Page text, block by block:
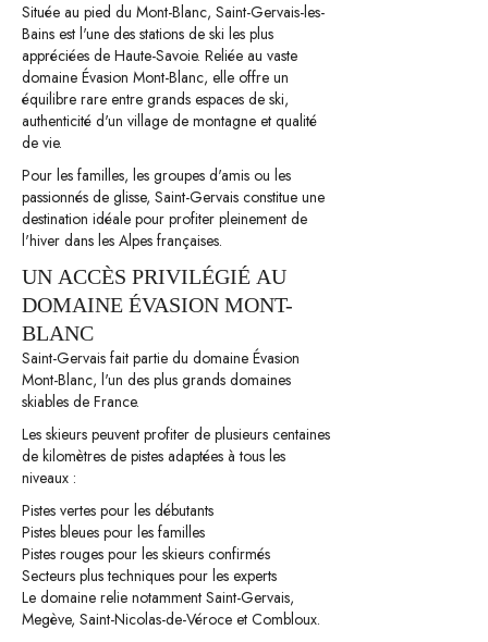
Située au pied du Mont-Blanc, Saint-Gervais-les-
Bains est l'une des stations de ski les plus
appréciées de Haute-Savoie. Reliée au vaste
domaine Évasion Mont-Blanc, elle offre un
équilibre rare entre grands espaces de ski,
authenticité d'un village de montagne et qualité
de vie.
Pour les familles, les groupes d'amis ou les
passionnés de glisse, Saint-Gervais constitue une
destination idéale pour profiter pleinement de
l'hiver dans les Alpes françaises.
UN ACCÈS PRIVILÉGIÉ AU
DOMAINE ÉVASION MONT-
BLANC
Saint-Gervais fait partie du domaine Évasion
Mont-Blanc, l'un des plus grands domaines
skiables de France.
Les skieurs peuvent profiter de plusieurs centaines
de kilomètres de pistes adaptées à tous les
niveaux :
Pistes vertes pour les débutants
Pistes bleues pour les familles
Pistes rouges pour les skieurs confirmés
Secteurs plus techniques pour les experts
Le domaine relie notamment Saint-Gervais,
Megève, Saint-Nicolas-de-Véroce et Combloux.